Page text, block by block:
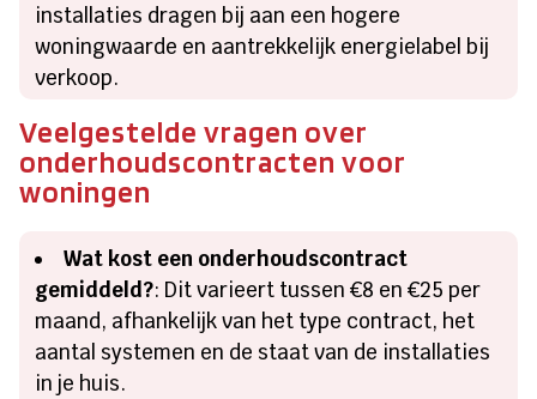
installaties dragen bij aan een hogere
woningwaarde en aantrekkelijk energielabel bij
verkoop.
Veelgestelde vragen over
onderhoudscontracten voor
woningen
Wat kost een onderhoudscontract
gemiddeld?: Dit varieert tussen €8 en €25 per
maand, afhankelijk van het type contract, het
aantal systemen en de staat van de installaties
in je huis.